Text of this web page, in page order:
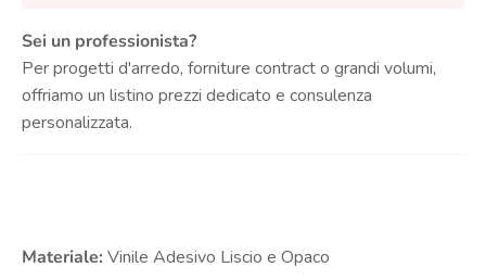
Sei un professionista?
Per progetti d'arredo, forniture contract o grandi volumi,
offriamo un listino prezzi dedicato e consulenza
personalizzata.
Materiale: Vinile Adesivo Liscio e Opaco